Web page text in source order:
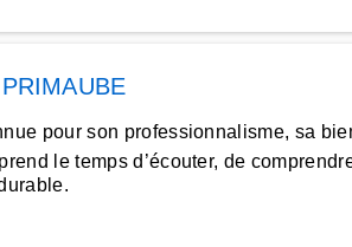
pour son professionnalisme, sa
le temps d’écouter, de